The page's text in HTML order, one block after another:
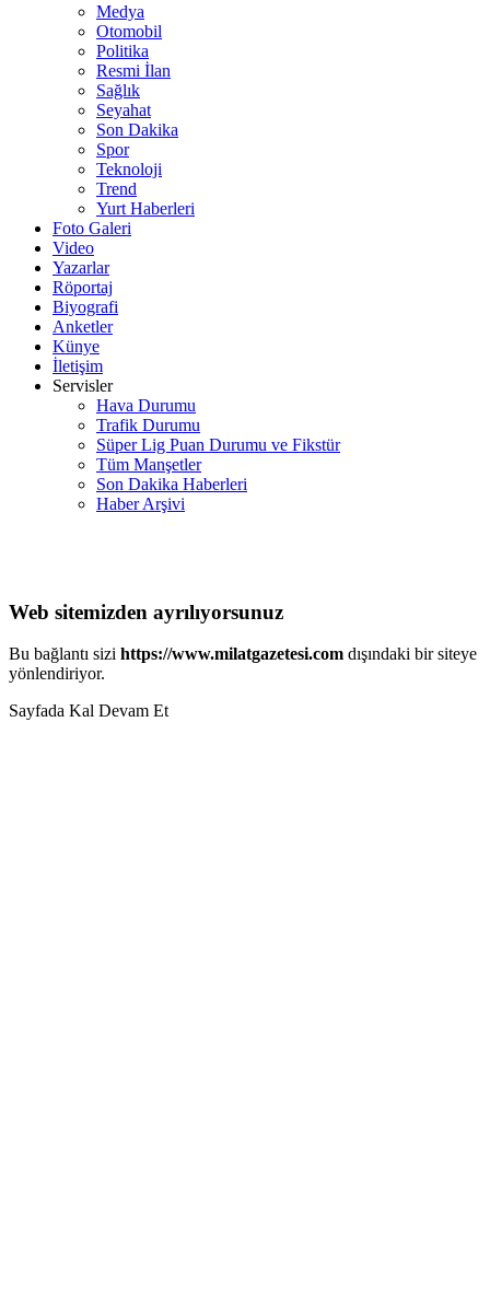
Medya
Otomobil
Politika
Resmi İlan
Sağlık
Seyahat
Son Dakika
Spor
Teknoloji
Trend
Yurt Haberleri
Foto Galeri
Video
Yazarlar
Röportaj
Biyografi
Anketler
Künye
İletişim
Servisler
Hava Durumu
Trafik Durumu
Süper Lig Puan Durumu ve Fikstür
Tüm Manşetler
Son Dakika Haberleri
Haber Arşivi
Web sitemizden ayrılıyorsunuz
Bu bağlantı sizi https://www.milatgazetesi.com dışındaki bir siteye
yönlendiriyor.
Sayfada Kal Devam Et